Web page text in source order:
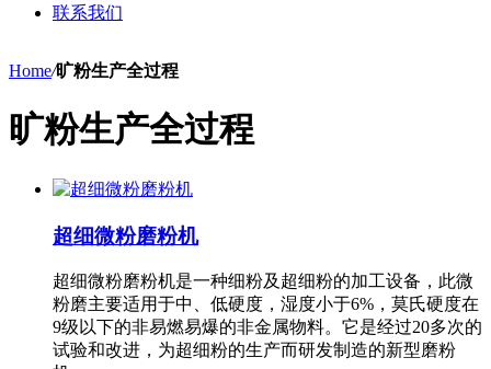
联系我们
Home/旷粉生产全过程
旷粉生产全过程
超细微粉磨粉机
超细微粉磨粉机是一种细粉及超细粉的加工设备，此微
粉磨主要适用于中、低硬度，湿度小于6%，莫氏硬度在
9级以下的非易燃易爆的非金属物料。它是经过20多次的
试验和改进，为超细粉的生产而研发制造的新型磨粉